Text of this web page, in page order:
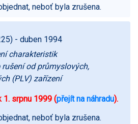
neboť byla zrušena.
- duben 1994
charakteristik
od průmyslových,
(PLV) zařízení
1. srpnu 1999 (přejít na náhradu).
neboť byla zrušena.